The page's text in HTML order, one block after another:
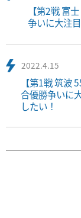
【第2戦 富
争いに大注
2022.4.15
【第1戦 筑波
合優勝争いに
したい！